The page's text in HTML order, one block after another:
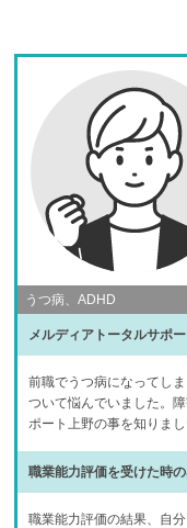
うつ病、ADHD
メルディアトータルサポ
前職でうつ病になってし
ついて悩んでいました。
ポート上野の事を知りまし
職業能力評価を受けた時
職業能力評価の結果、自